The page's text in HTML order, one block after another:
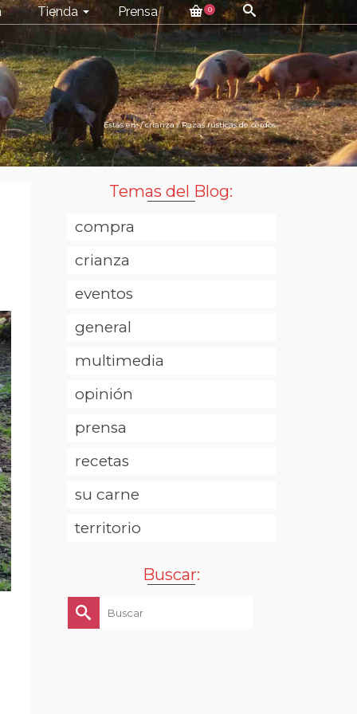
Tienda Prensa 0
Estás en:/crianza/Razas rústicas de cerdos
Temas del Blog:
compra
crianza
eventos
general
multimedia
opinión
prensa
recetas
su carne
territorio
Buscar:
Buscar
por: